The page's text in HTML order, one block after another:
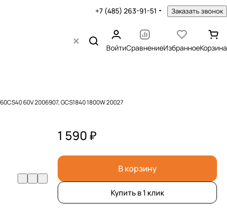
+7 (485) 263-91-51 Заказать звонок
ВойтиСравнениеИзбранноеКорзина
60V 2006907, GCS1840 1800W 20027
1 590 ₽
В корзину
Купить в 1 клик